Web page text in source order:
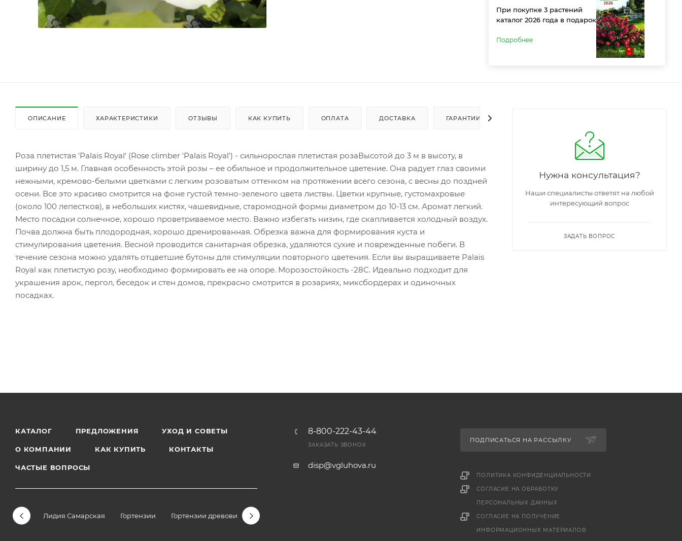
При покупке 3 растений
каталог 2026 года в подарок
Подробнее
ОПИСАНИЕ ХАРАКТЕРИСТИКИ ОТЗЫВЫ КАК КУПИТЬ ОПЛАТА ДОСТАВКА ГАРАНТИИ
Роза плетистая 'Palais Royal' (Rose climber 'Palais Royal') - сильнорослая плетистая розаВысотой до 3 м в высоту, в
ширину до 1,5 м. Главная особенность этой розы – ее обильное и продолжительное цветение. Она радует глаз своими
нежными, кремово-белыми цветками с легким розоватым оттенком на протяжении всего сезона, с весны до поздней
осени. Все это красиво смотрится на фоне густой темно-зеленого цвета листвы. Цветки крупные, густомахровые
(около 100 лепестков), в небольших кистях, чашевидные, старомодной формы диаметром до 10-13 см. Аромат легкий.
Место посадки солнечное, хорошо проветриваемое место. Важно избегать низин, где скапливается холодный воздух.
Почва должна быть плодородная, хорошо дренированная. Обрезка важна для формирования куста и
стимулирования цветения. Весной проводится санитарная обрезка, удаляются сухие и поврежденные побеги. В
течение сезона можно удалять отцветшие бутоны для стимуляции повторного цветения. Если вы выращиваете Palais
Royal как плетистую розу, необходимо формировать ее на опоре. Морозостойкость -28С. Идеально подходит для
украшения арок, пергол, беседок и стен домов, прекрасно смотрится в розариях, миксбордерах и одиночных
посадках.
Нужна консультация?
Наши специалисты ответят на любой
интересующий вопрос
ЗАДАТЬ ВОПРОС
КАТАЛОГ ПРЕДЛОЖЕНИЯ УХОД И СОВЕТЫ
О КОМПАНИИ КАК КУПИТЬ КОНТАКТЫ
ЧАСТЫЕ ВОПРОСЫ
Лидия Самарская Гортензии Гортензии древовидные
8-800-222-43-44
ЗАКАЗАТЬ ЗВОНОК
disp@vgluhova.ru
ПОДПИСАТЬСЯ НА РАССЫЛКУ
ПОЛИТИКА КОНФИДЕНЦИАЛЬНОСТИ
СОГЛАСИЕ НА ОБРАБОТКУ
ПЕРСОНАЛЬНЫХ ДАННЫХ
СОГЛАСИЕ НА ПОЛУЧЕНИЕ
ИНФОРМАЦИОННЫХ МАТЕРИАЛОВ